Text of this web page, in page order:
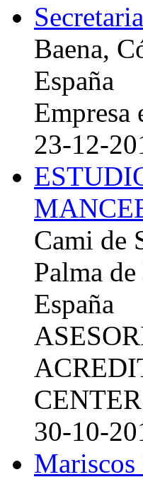
Baena,
España
Empresa
23-12-
Cami de
Palma
España
30-10-
Mariscos